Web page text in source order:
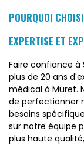
POURQUOI
EXPERTISE ET
Faire confiance à
plus de 20 ans
médical à Muret.
de perfectionner
besoins
sur notre équipe
plus haute